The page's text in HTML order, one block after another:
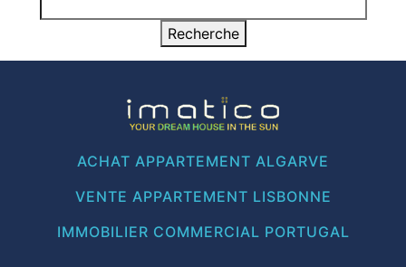
ACHAT APPARTEMENT ALGARVE
VENTE APPARTEMENT LISBONNE
IMMOBILIER COMMERCIAL PORTUGAL